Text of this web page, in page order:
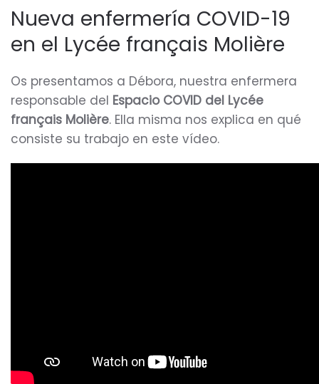
Nueva enfermería COVID-19
en el Lycée français Molière
Os presentamos a Débora, nuestra enfermera
responsable del Espacio COVID del Lycée
français Molière. Ella misma nos explica en qué
consiste su trabajo en este vídeo.